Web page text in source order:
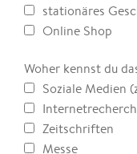
stationäres
Online Shop
Woher kennst du
Soziale Medien
Zeitschriften
Messe